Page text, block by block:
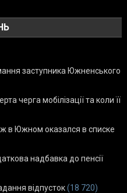
заступника Южненського
черга мобілізації та коли її
в Южном оказался в списке
надбавка до пенсії
відпусток(18 720)